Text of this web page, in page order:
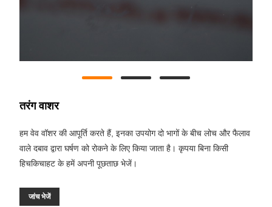
तरंग वाशर
हम वेव वॉशर की आपूर्ति करते हैं, इनका उपयोग दो भागों के बीच लोच और फैलाव
वाले दबाव द्वारा घर्षण को रोकने के लिए किया जाता है। कृपया बिना किसी
हिचकिचाहट के हमें अपनी पूछताछ भेजें।
जांच भेजें